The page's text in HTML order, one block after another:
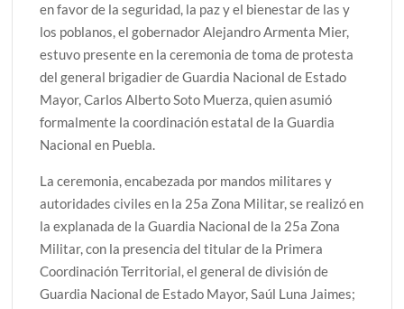
en favor de la seguridad, la paz y el bienestar de las y
los poblanos, el gobernador Alejandro Armenta Mier,
estuvo presente en la ceremonia de toma de protesta
del general brigadier de Guardia Nacional de Estado
Mayor, Carlos Alberto Soto Muerza, quien asumió
formalmente la coordinación estatal de la Guardia
Nacional en Puebla.
La ceremonia, encabezada por mandos militares y
autoridades civiles en la 25a Zona Militar, se realizó en
la explanada de la Guardia Nacional de la 25a Zona
Militar, con la presencia del titular de la Primera
Coordinación Territorial, el general de división de
Guardia Nacional de Estado Mayor, Saúl Luna Jaimes;